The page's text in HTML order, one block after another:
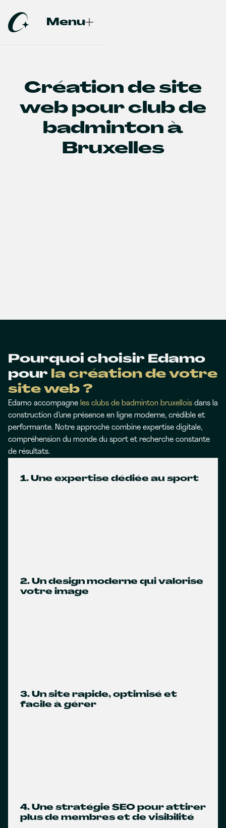
Menu
Création de site
web pour club de
badminton à
Bruxelles
Pourquoi choisir Edamo
pour la création de votre
site web ?
Edamo accompagne les clubs de badminton bruxellois dans la
construction d’une présence en ligne moderne, crédible et
performante. Notre approche combine expertise digitale,
compréhension du monde du sport et recherche constante
de résultats.
1. Une expertise dédiée au sport
2. Un design moderne qui valorise
votre image
3. Un site rapide, optimisé et
facile à gérer
4. Une stratégie SEO pour attirer
plus de membres et de visibilité